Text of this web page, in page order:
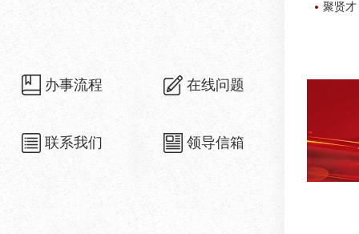
办事流程 在线问题
联系我们 领导信箱
聚贤才